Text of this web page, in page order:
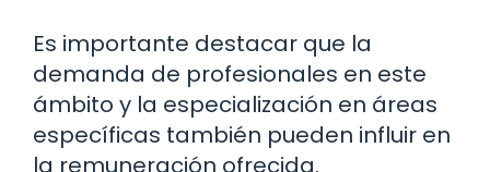
Es importante destacar que la
demanda de profesionales en este
ámbito y la especialización en áreas
específicas también pueden influir en
la remuneración ofrecida.